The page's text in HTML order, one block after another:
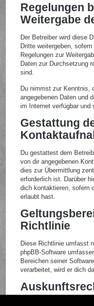
Regelungen
Weitergabe
Der Betreiber wird diese
Dritte weitergeben,
Regelungen zur
Daten zur Durchsetzung
sind.
Du nimmst zur Kenntnis,
angegebenen Daten und
im Internet verfügbar und
Gestattung
Du gestattest dem
von dir angegebenen
dies zur Übermittlung
erforderlich ist. Darüber
dich kontaktieren, sofern
erlaubt hast.
Richtlinie
Diese Richtlinie umfasst
phpBB-Software
Bereichen seiner
verarbeitet, wird er dich